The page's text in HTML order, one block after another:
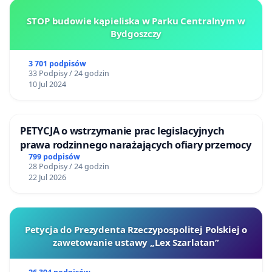
STOP budowie kąpieliska w Parku Centralnym w
Bydgoszczy
3 701 podpisów
33 Podpisy / 24 godzin
10 Jul 2024
PETYCJA o wstrzymanie prac legislacyjnych
prawa rodzinnego narażających ofiary przemocy
799 podpisów
28 Podpisy / 24 godzin
22 Jul 2026
Petycja do Prezydenta Rzeczypospolitej Polskiej o
zawetowanie ustawy „Lex Szarlatan”